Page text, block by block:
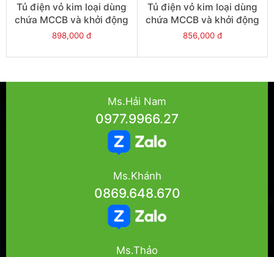
Tủ điện vỏ kim loại dùng
chứa MCCB và khởi động
từ - Model CKE5-6
898,000 đ
Tủ điện vỏ kim loại dùng
chứa MCCB và khởi động
từ - Model CKE5-7
856,000 đ
Ms.Hải Nam
0977.9966.27
Ms.Khánh
0869.648.670
Ms.Thảo